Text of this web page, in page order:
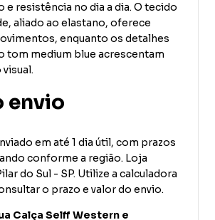
resistência no dia a dia. O tecido
aliado ao elastano, oferece
enquanto os detalhes
tom medium blue acrescentam
envio
em até 1 dia útil, com prazos
conforme a região. Loja
do Sul - SP. Utilize a calculadora
o prazo e valor do envio.
Calça Selff Western e